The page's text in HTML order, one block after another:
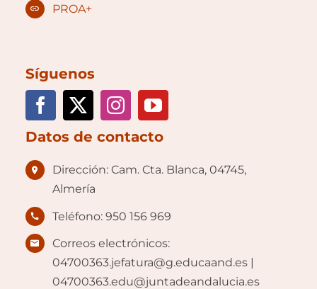
PROA+
Síguenos
Datos de contacto
Dirección: Cam. Cta. Blanca, 04745,
Almería
Teléfono: 950 156 969
Correos electrónicos:
04700363.jefatura@g.educaand.es |
04700363.edu@juntadeandalucia.es